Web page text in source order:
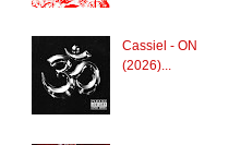
Cassiel - ON
(2026)...